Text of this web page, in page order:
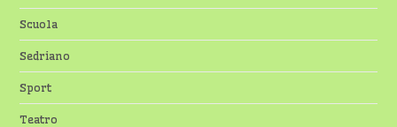
Scuola
Sedriano
Sport
Teatro